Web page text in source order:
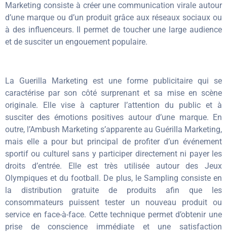
Marketing consiste à créer une communication virale autour
d’une marque ou d’un produit grâce aux réseaux sociaux ou
à des influenceurs. Il permet de toucher une large audience
et de susciter un engouement populaire.
La Guerilla Marketing est une forme publicitaire qui se
caractérise par son côté surprenant et sa mise en scène
originale. Elle vise à capturer l’attention du public et à
susciter des émotions positives autour d’une marque. En
outre, l’Ambush Marketing s’apparente au Guérilla Marketing,
mais elle a pour but principal de profiter d’un événement
sportif ou culturel sans y participer directement ni payer les
droits d’entrée. Elle est très utilisée autour des Jeux
Olympiques et du football. De plus, le Sampling consiste en
la distribution gratuite de produits afin que les
consommateurs puissent tester un nouveau produit ou
service en face-à-face. Cette technique permet d’obtenir une
prise de conscience immédiate et une satisfaction